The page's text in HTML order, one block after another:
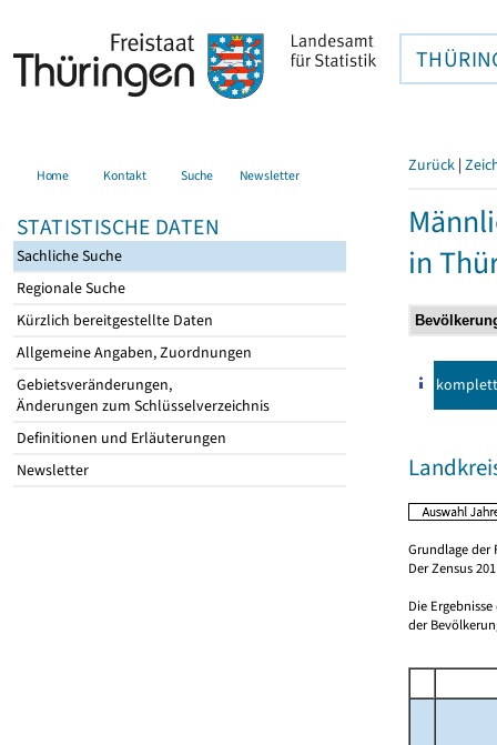
Home Kontakt Suche Newsletter
STATISTISCHE DATEN
Sachliche Suche
Regionale Suche
Kürzlich bereitgestellte Daten
Allgemeine Angaben, Zuordnungen
Gebietsveränderungen,
Änderungen zum Schlüsselverzeichnis
Definitionen und Erläuterungen
Newsletter
Zurück |
in
komplett
Grundlage der
Der Zensus
Die
der